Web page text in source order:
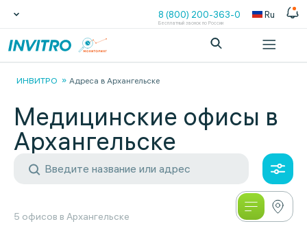
8 (800) 200-363-0
Бесплатный звонок по России
Ru
ИНВИТРО Адреса в Архангельске
Медицинские офисы в
Архангельске
5 офисов в Архангельске